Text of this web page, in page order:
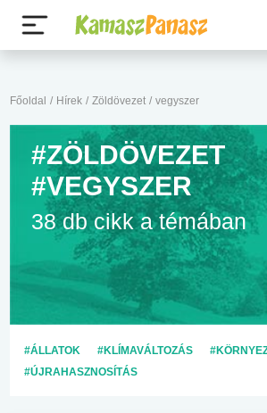
Főoldal / Hírek / Zöldövezet / vegyszer
#ZÖLDÖVEZET
#VEGYSZER
38 db cikk a témában
#ÁLLATOK #KLÍMAVÁLTOZÁS
#ÚJRAHASZNOSÍTÁS